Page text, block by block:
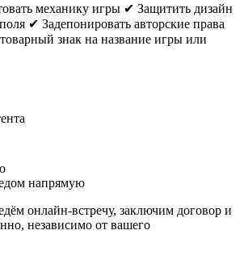
механику игры ✔ Защитить дизайн
✔ Задепонировать авторские права
знак на название игры или
напрямую
онлайн-встречу, заключим договор и
независимо от вашего